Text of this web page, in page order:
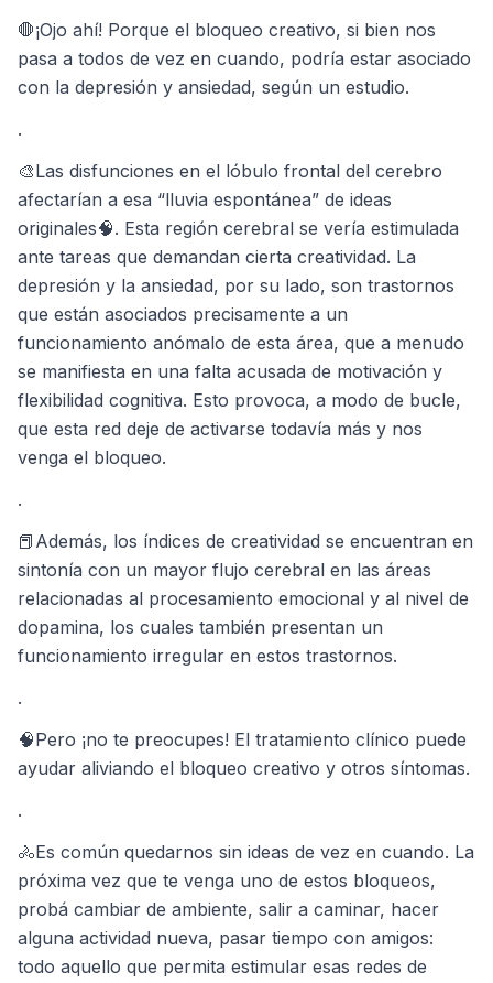
🛑¡Ojo ahí! Porque el bloqueo creativo, si bien nos
pasa a todos de vez en cuando, podría estar asociado
con la depresión y ansiedad, según un estudio.
.
🎨Las disfunciones en el lóbulo frontal del cerebro
afectarían a esa “lluvia espontánea” de ideas
originales🧠. Esta región cerebral se vería estimulada
ante tareas que demandan cierta creatividad. La
depresión y la ansiedad, por su lado, son trastornos
que están asociados precisamente a un
funcionamiento anómalo de esta área, que a menudo
se manifiesta en una falta acusada de motivación y
flexibilidad cognitiva. Esto provoca, a modo de bucle,
que esta red deje de activarse todavía más y nos
venga el bloqueo.
.
📕Además, los índices de creatividad se encuentran en
sintonía con un mayor flujo cerebral en las áreas
relacionadas al procesamiento emocional y al nivel de
dopamina, los cuales también presentan un
funcionamiento irregular en estos trastornos.
.
🧠Pero ¡no te preocupes! El tratamiento clínico puede
ayudar aliviando el bloqueo creativo y otros síntomas.
.
🚴Es común quedarnos sin ideas de vez en cuando. La
próxima vez que te venga uno de estos bloqueos,
probá cambiar de ambiente, salir a caminar, hacer
alguna actividad nueva, pasar tiempo con amigos:
todo aquello que permita estimular esas redes de